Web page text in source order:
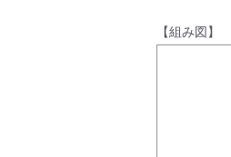
【組み図】